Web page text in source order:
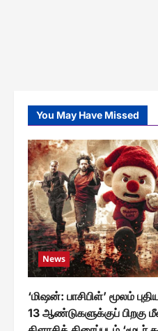
Digital
Arrest
Awareness
You May Have Missed
News
‘மிஷன்: பாசிபிள்’ மூலம்
13 ஆண்டுகளுக்குப் பிறகு